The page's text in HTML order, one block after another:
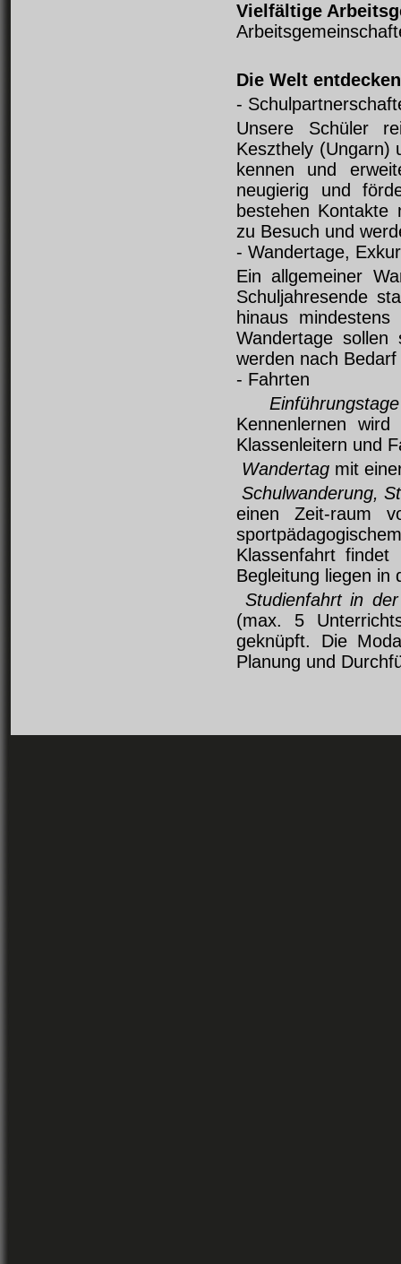
Vielfältige
Die Welt entdecken
-
Unsere Schüler
Keszthely (Ungarn)
kennen und
neugierig und
bestehen Kontakte
zu Besuch und
- Wandertage,
Ein allgemeiner
Schuljahresende
hinaus
Wandertage
werden nach
- Fahrten
Einführungstage
Kennenlernen
Klassenleitern und
Wandertag mit
Schulwanderung,
einen Zeit-raum
Klassenfahrt
Begleitung liegen in
Studienfahrt in
(max. 5
geknüpft. Die
Planung und